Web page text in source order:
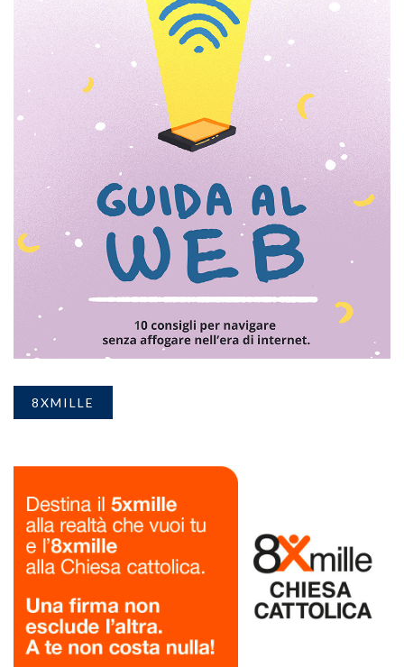
8XMILLE